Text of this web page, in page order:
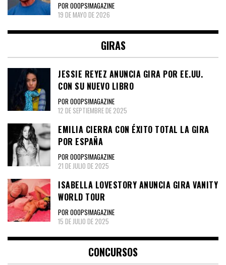
POR OOOPS!MAGAZINE
19 DE MAYO DE 2026
GIRAS
JESSIE REYEZ ANUNCIA GIRA POR EE.UU.
CON SU NUEVO LIBRO
POR OOOPS!MAGAZINE
12 DE SEPTIEMBRE DE 2025
EMILIA CIERRA CON ÉXITO TOTAL LA GIRA
POR ESPAÑA
POR OOOPS!MAGAZINE
21 DE JULIO DE 2025
ISABELLA LOVESTORY ANUNCIA GIRA VANITY
WORLD TOUR
POR OOOPS!MAGAZINE
15 DE JULIO DE 2025
CONCURSOS